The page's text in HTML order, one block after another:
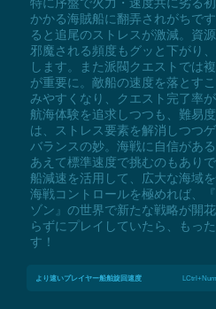
かかる海賊船に翻弄されがちで
ると追尾のストレスが激減。資
邪魔される頻度もグッと下がり
します。また派閥クエストでは
が重要に。敵船の速度を落とす
みやすくなり、クエスト完了率
航海体験を追求しつつも、難易
は、ストレス要素を解消しつつ
バランスの妙。海戦に自信があ
あえて標準速度で挑むのもあり
船減速を活用して、広大な海域
海戦コントロールを極めれば、
ゾン』の世界で新たな戦略が開
らずにプレイしていたら、もっ
す！
より速いプレイヤー船舶旋回速度